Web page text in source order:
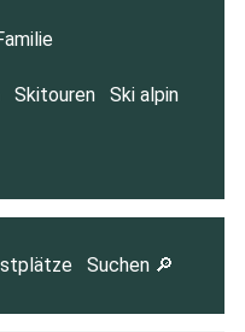
Skitouren Ski alpin
Suchen 🔎